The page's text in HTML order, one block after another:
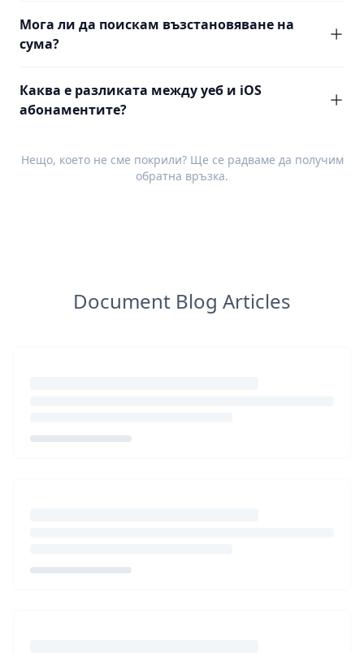
Мога ли да поискам възстановяване на
сума?
Каква е разликата между уеб и iOS
абонаментите?
Нещо, което не сме покрили? Ще се радваме да получим
обратна връзка.
Document Blog Articles